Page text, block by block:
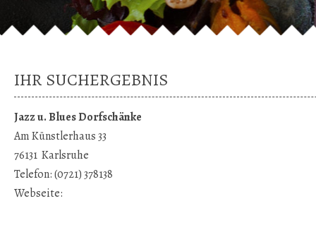
IHR SUCHERGEBNIS
Jazz u. Blues Dorfschänke
Am Künstlerhaus 33
76131 Karlsruhe
Telefon:(0721) 378138
Webseite: